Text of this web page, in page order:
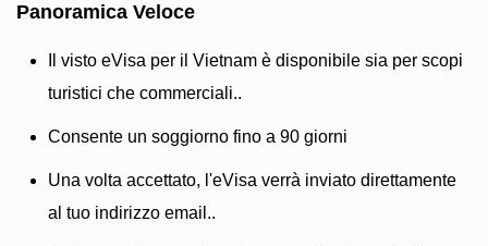
Panoramica Veloce
Il visto eVisa per il Vietnam è disponibile sia per scopi
turistici che commerciali..
Consente un soggiorno fino a 90 giorni
Una volta accettato, l'eVisa verrà inviato direttamente
al tuo indirizzo email..